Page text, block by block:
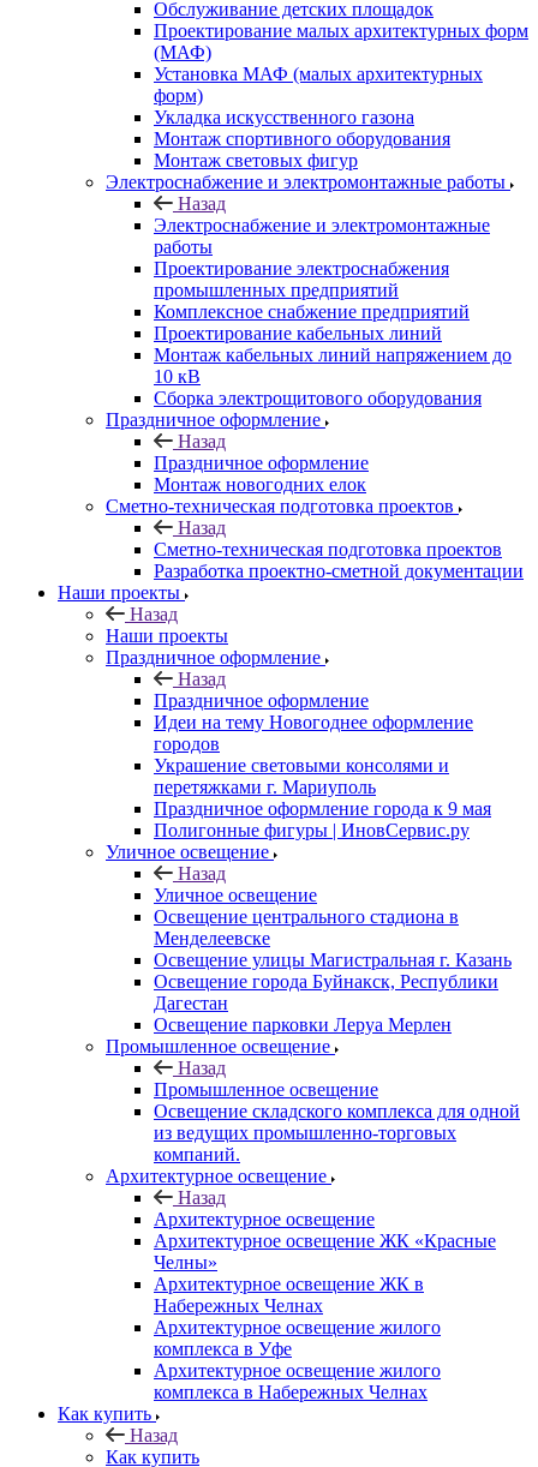
Обслуживание детских площадок
Проектирование малых архитектурных форм
(МАФ)
Установка МАФ (малых архитектурных
форм)
Укладка искусственного газона
Монтаж спортивного оборудования
Монтаж световых фигур
Электроснабжение и электромонтажные работы
Назад
Электроснабжение и электромонтажные
работы
Проектирование электроснабжения
промышленных предприятий
Комплексное снабжение предприятий
Проектирование кабельных линий
Монтаж кабельных линий напряжением до
10 кВ
Сборка электрощитового оборудования
Праздничное оформление
Назад
Праздничное оформление
Монтаж новогодних елок
Сметно-техническая подготовка проектов
Назад
Сметно-техническая подготовка проектов
Разработка проектно-сметной документации
Наши проекты
Назад
Наши проекты
Праздничное оформление
Назад
Праздничное оформление
Идеи на тему Новогоднее оформление
городов
Украшение световыми консолями и
перетяжками г. Мариуполь
Праздничное оформление города к 9 мая
Полигонные фигуры | ИновСервис.ру
Уличное освещение
Назад
Уличное освещение
Освещение центрального стадиона в
Менделеевске
Освещение улицы Магистральная г. Казань
Освещение города Буйнакск, Республики
Дагестан
Освещение парковки Леруа Мерлен
Промышленное освещение
Назад
Промышленное освещение
Освещение складского комплекса для одной
из ведущих промышленно-торговых
компаний.
Архитектурное освещение
Назад
Архитектурное освещение
Архитектурное освещение ЖК «Красные
Челны»
Архитектурное освещение ЖК в
Набережных Челнах
Архитектурное освещение жилого
комплекса в Уфе
Архитектурное освещение жилого
комплекса в Набережных Челнах
Как купить
Назад
Как купить